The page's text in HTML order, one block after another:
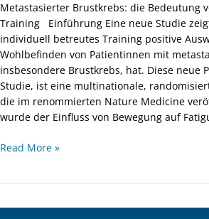
Metastasierter Brustkrebs: die Bedeutung
Training Einführung Eine neue Studie
individuell betreutes Training positive
Wohlbefinden von Patientinnen mit
insbesondere Brustkrebs, hat. Diese neue
Studie, ist eine multinationale,
die im renommierten Nature Medicine
wurde der Einfluss von Bewegung auf
Read More »